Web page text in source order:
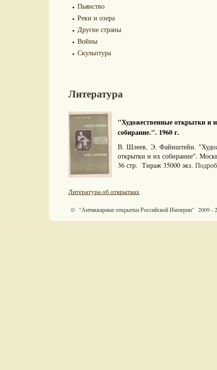
Пьянство
Реки и озера
Другие страны
Войны
Скульптура
Литература
"Художественные открытки и
собирание.". 1960 г.
В. Шлеев, Э. Файнштейн.
открытки и их собирание".
36 стр. Тираж 35000 экз.
Литература об открытках
© "Антикварные открытки Российской Империи" 2009 -